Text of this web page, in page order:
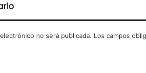
no será publicada. Los campos